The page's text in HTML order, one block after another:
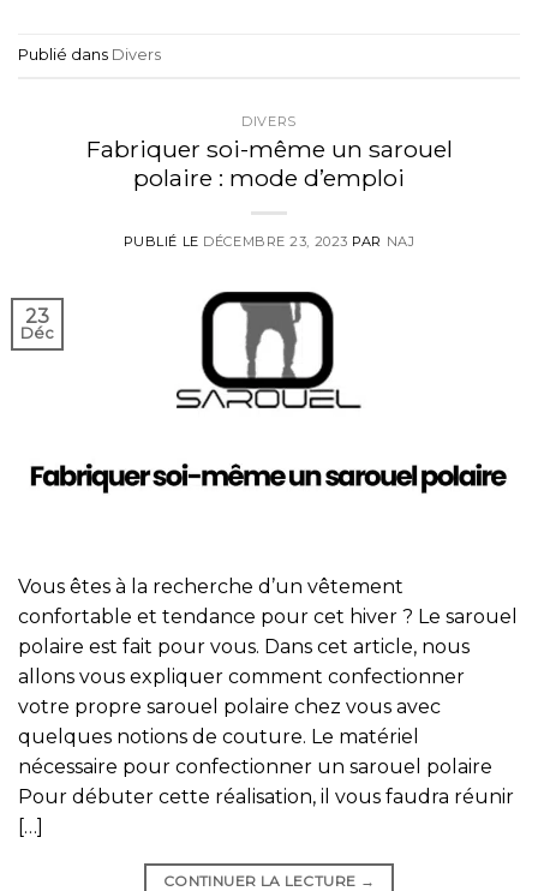
Publié dans Divers
DIVERS
Fabriquer soi-même un sarouel
polaire : mode d’emploi
PUBLIÉ LE DÉCEMBRE 23, 2023 PAR NAJ
23
Déc
Vous êtes à la recherche d’un vêtement
confortable et tendance pour cet hiver ? Le sarouel
polaire est fait pour vous. Dans cet article, nous
allons vous expliquer comment confectionner
votre propre sarouel polaire chez vous avec
quelques notions de couture. Le matériel
nécessaire pour confectionner un sarouel polaire
Pour débuter cette réalisation, il vous faudra réunir
[…]
CONTINUER LA LECTURE →